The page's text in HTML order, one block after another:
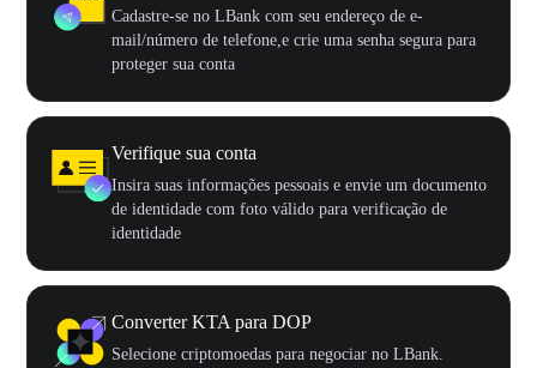
Cadastre-se no LBank com seu endereço de e-
mail/número de telefone,e crie uma senha segura para
proteger sua conta
Verifique sua conta
Insira suas informações pessoais e envie um documento
de identidade com foto válido para verificação de
identidade
Converter KTA para DOP
Selecione criptomoedas para negociar no LBank.